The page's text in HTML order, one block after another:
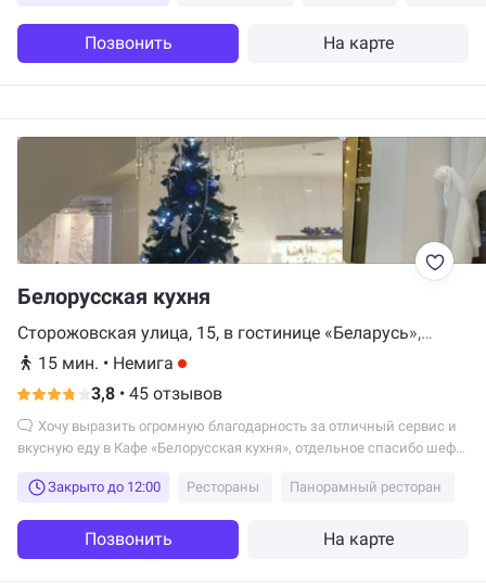
Позвонить На карте
Белорусская кухня
Сторожовская улица, 15, в гостинице «Беларусь»,
Минск
15 мин. • Немига
3,8 • 45 отзывов
вкусную еду в Кафе «Белорусская кухня», отдельное спасибо шеф-
Закрыто до 12:00
Рестораны Панорамный ресторан
Позвонить На карте